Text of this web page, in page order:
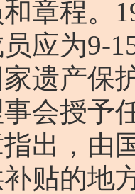
章程。
应为9-
遗产保
会授予
出，由
贴的地